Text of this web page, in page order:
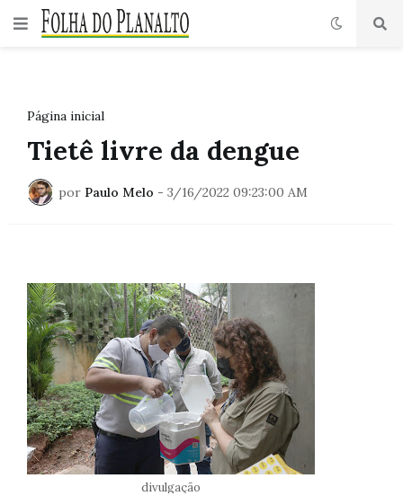
Página inicial
Tietê livre da dengue
por Paulo Melo - 3/16/2022 09:23:00 AM
divulgação